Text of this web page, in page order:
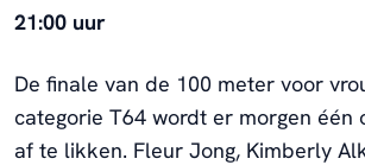
21:00 uur
De finale van de 100 meter voor
categorie T64 wordt er morgen één
af te likken. Fleur Jong, Kimberly